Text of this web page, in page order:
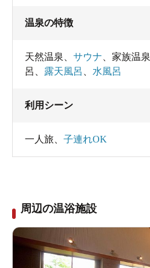
温泉の特徴
天然温泉 サウナ 家族温泉
呂
露天風呂 水風呂
利用シーン
一人旅 子連れOK
周辺の温浴施設